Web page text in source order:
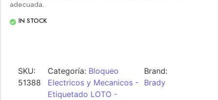
adecuada.
IN STOCK
SKU:
51388
Categoría: Bloqueo
Electricos y Mecanicos -
Etiquetado LOTO -
Brand:
Brady